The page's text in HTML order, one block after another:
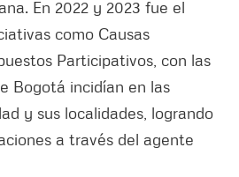
En 2022 y 2023 fue el
como Causas
Participativos, con las
Bogotá incidían en las
y sus localidades, logrando
a través del agente